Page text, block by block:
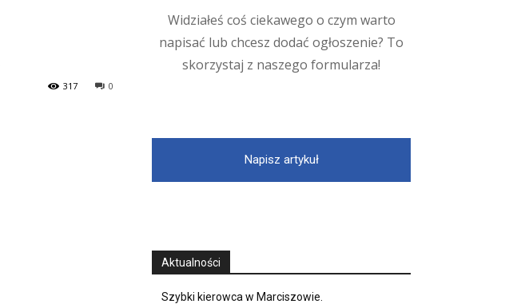
0
317
Widziałeś coś ciekawego o czym warto
napisać lub chcesz dodać ogłoszenie? To
skorzystaj z naszego formularza!
Napisz artykuł
Aktualności
Szybki kierowca w Marciszowie.